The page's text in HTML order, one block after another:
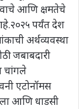
आणि क्षमतेचे
पर्यंत देश
अर्थव्यवस्था
जबाबदारी
चांगले
एटोनॉमस
आणि धाडसी